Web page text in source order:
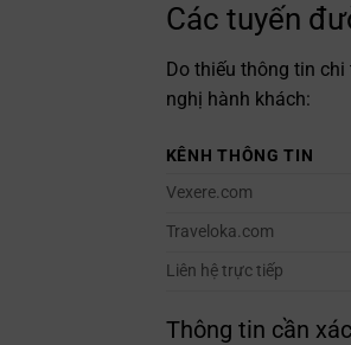
Các tuyến
Do thiếu thông tin
nghị hành khách:
KÊNH THÔNG TIN
Vexere.com
Traveloka.com
Liên hệ trực tiếp
Thông tin cần